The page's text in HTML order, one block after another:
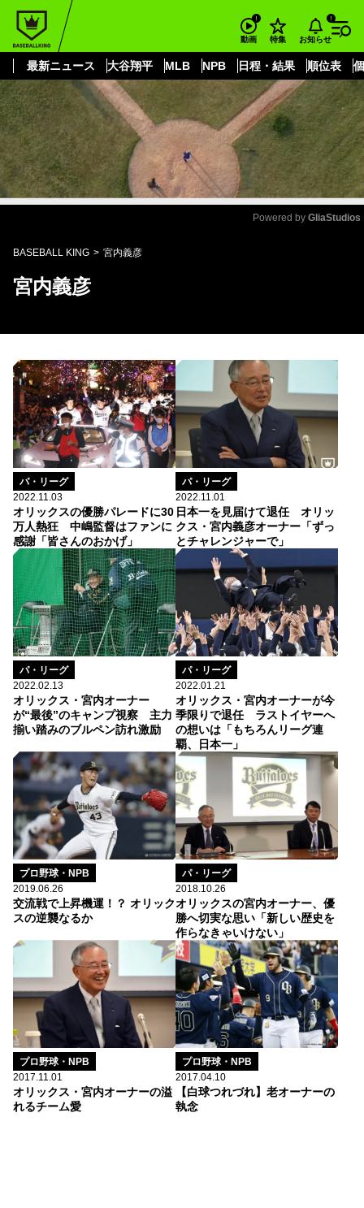
動画 特集 お知らせ
最新ニュース 大谷翔平 MLB NPB 日程・結果 順位表
もっと見る
Powered by GliaStudios
BASEBALL KING 宮内義彦
宮内義彦
パ・リーグ
2022.11.03
オリックスの優勝パレードに30
万人熱狂 中嶋監督はファンに
感謝「皆さんのおかげ」
パ・リーグ
2022.11.01
日本一を見届けて退任 オリッ
クス・宮内義彦オーナー「ずっ
とチャレンジャーで」
パ・リーグ
2022.02.13
オリックス・宮内オーナー
が“最後”のキャンプ視察 主力
揃い踏みのブルペン訪れ激励
パ・リーグ
2022.01.21
オリックス・宮内オーナーが今
季限りで退任 ラストイヤーへ
の想いは「もちろんリーグ連
覇、日本一」
プロ野球・NPB
2019.06.26
交流戦で上昇機運！？ オリック
スの逆襲なるか
パ・リーグ
2018.10.26
オリックスの宮内オーナー、優
勝へ切実な思い「新しい歴史を
作らなきゃいけない」
プロ野球・NPB
2017.11.01
オリックス・宮内オーナーの溢
れるチーム愛
プロ野球・NPB
2017.04.10
【白球つれづれ】老オーナーの
執念